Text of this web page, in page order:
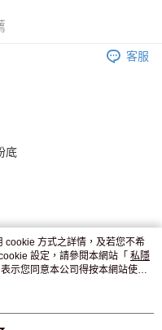
天到店，7天內取。逾期後
客服
底
cookie 方式之詳情，及若您不希
設定，請參閱本網站「 私隱
示您同意本公司得按本網站使用